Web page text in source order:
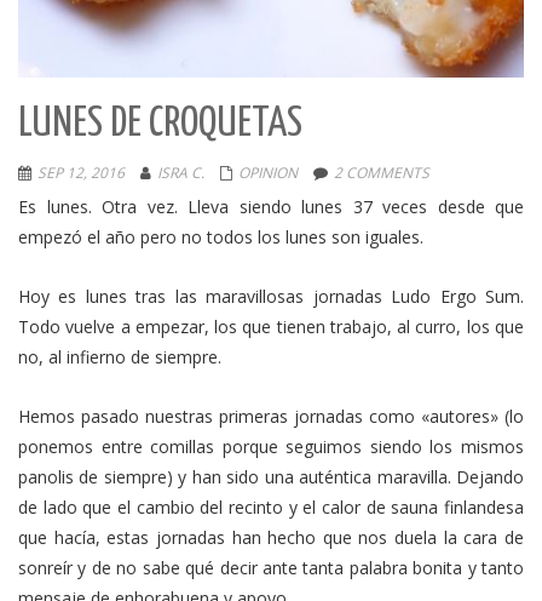
LUNES DE CROQUETAS
SEP 12, 2016 ISRA C. OPINION 2 COMMENTS
Es lunes. Otra vez. Lleva siendo lunes 37 veces desde que
empezó el año pero no todos los lunes son iguales.
Hoy es lunes tras las maravillosas jornadas Ludo Ergo Sum.
Todo vuelve a empezar, los que tienen trabajo, al curro, los que
no, al infierno de siempre.
Hemos pasado nuestras primeras jornadas como «autores» (lo
ponemos entre comillas porque seguimos siendo los mismos
panolis de siempre) y han sido una auténtica maravilla. Dejando
de lado que el cambio del recinto y el calor de sauna finlandesa
que hacía, estas jornadas han hecho que nos duela la cara de
sonreír y de no sabe qué decir ante tanta palabra bonita y tanto